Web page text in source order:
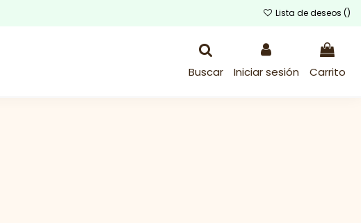
Lista de deseos ()
Buscar Iniciar sesión Carrito